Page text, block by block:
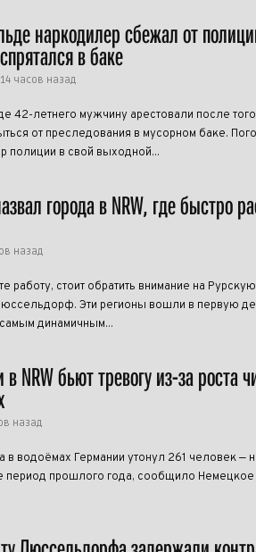
наркодилер сбежал от
в баке
14 часов назад
42-летнего мужчину арестовали после
от преследования в мусорном баке.
полиции в свой выходной...
города в NRW, где быстро
назад
работу, стоит обратить внимание на
Эти регионы вошли в первую
динамичным...
в NRW бьют тревогу из-за роста
назад
в водоёмах Германии утонул 261 человек —
период прошлого года, сообщило